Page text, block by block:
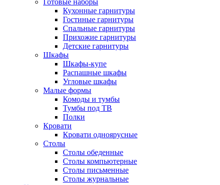
Готовые наборы
Кухонные гарнитуры
Гостиные гарнитуры
Спальные гарнитуры
Прихожие гарнитуры
Детские гарнитуры
Шкафы
Шкафы-купе
Распашные шкафы
Угловые шкафы
Малые формы
Комоды и тумбы
Тумбы под ТВ
Полки
Кровати
Кровати одноярусные
Столы
Столы обеденные
Столы компьютерные
Столы письменные
Столы журнальные